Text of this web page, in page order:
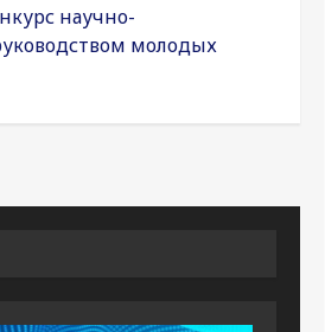
научно-
молодых